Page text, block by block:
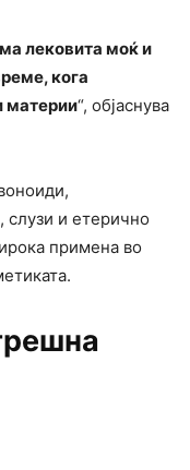
лековита моќ и
кога
материи“, објаснува
слузи и етерично
примена во